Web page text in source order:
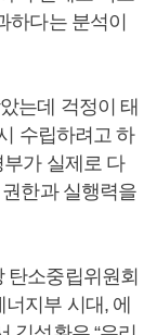
하다는 분석이
는데 걱정이 태
수립하려고 하
부가 실제로 다
한과 실행력을
탄소중립위원회
지부 시대, 에